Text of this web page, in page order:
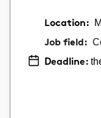
Location:
Job field:
Deadline: